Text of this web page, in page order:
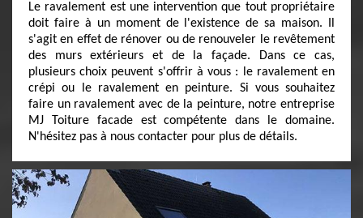
Le ravalement est une intervention que tout propriétaire
doit faire à un moment de l'existence de sa maison. Il
s'agit en effet de rénover ou de renouveler le revêtement
des murs extérieurs et de la façade. Dans ce cas,
plusieurs choix peuvent s'offrir à vous : le ravalement en
crépi ou le ravalement en peinture. Si vous souhaitez
faire un ravalement avec de la peinture, notre entreprise
MJ Toiture facade est compétente dans le domaine.
N'hésitez pas à nous contacter pour plus de détails.